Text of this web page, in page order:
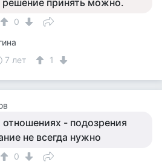
решение принять можно.
0
7 лет 1
- подозрения
не всегда нужно
0